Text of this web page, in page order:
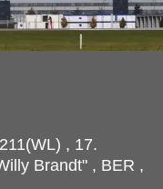
, 17.
Brandt" , BER ,